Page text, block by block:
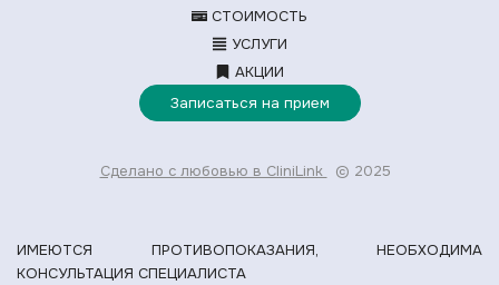
СТОИМОСТЬ
УСЛУГИ
АКЦИИ
Записаться на прием
Сделано с любовью в CliniLink © 2025
ИМЕЮТСЯ ПРОТИВОПОКАЗАНИЯ, НЕОБХОДИМА
КОНСУЛЬТАЦИЯ СПЕЦИАЛИСТА